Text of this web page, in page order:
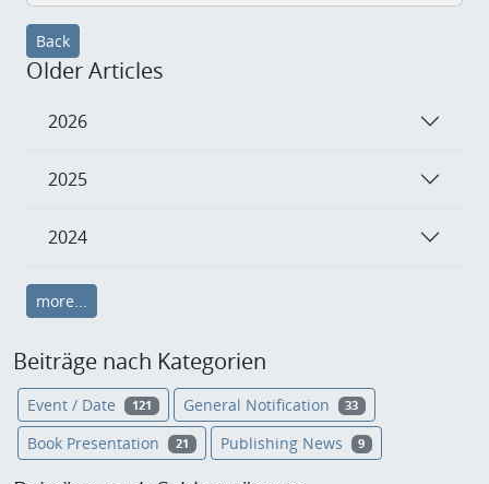
Back
Older Articles
2026
2025
2024
more...
Beiträge nach Kategorien
Event / Date 121 General Notification 33
Book Presentation 21 Publishing News 9